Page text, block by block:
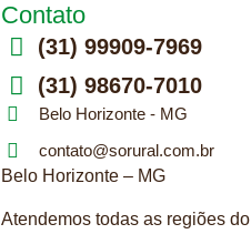
Contato
(31) 99909-7969
(31) 98670-7010
Belo Horizonte - MG
contato@sorural.com.br
Belo Horizonte – MG
Atendemos todas as regiões do